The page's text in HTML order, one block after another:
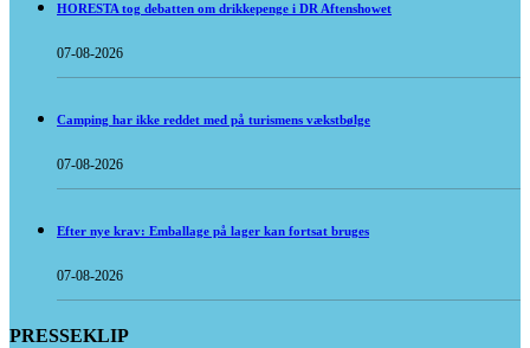
HORESTA tog debatten om drikkepenge i DR Aftenshowet
07-08-2026
Camping har ikke reddet med på turismens vækstbølge
07-08-2026
Efter nye krav: Emballage på lager kan fortsat bruges
07-08-2026
PRESSEKLIP